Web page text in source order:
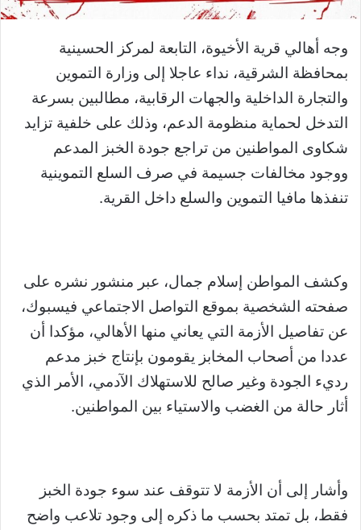
وجه أهالي قرية الأخيوة، التابعة لمركز الحسينية
بمحافظة الشرقية، نداء عاجلا إلى وزارة التموين
والتجارة الداخلية والجهات الرقابية، مطالبين بسرعة
التدخل لحماية منظومة الدعم، وذلك على خلفية تزايد
شكاوى المواطنين من تراجع جودة الخبز المدعم
ووجود مخالفات جسيمة في صرف السلع التموينية
تنفذها مافيا التموين والسلع داخل القرية.
وكشف المواطن إسلام جمال، عبر منشور نشره على
صفحته الشخصية بموقع التواصل الاجتماعي فيسبوك،
عن تفاصيل الأزمة التي يعاني منها الأهالي، مؤكدا أن
عددا من أصحاب المخابز يقومون بإنتاج خبز مدعم
رديء الجودة وغير صالح للاستهلاك الآدمي، الأمر الذي
أثار حالة من الغضب والاستياء بين المواطنين.
وأشار إلى أن الأزمة لا تتوقف عند سوء جودة الخبز
فقط، بل تمتد بحسب ما ذكره إلى وجود تلاعب واضح